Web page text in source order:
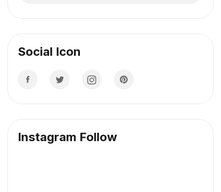
Social Icon
Instagram Follow